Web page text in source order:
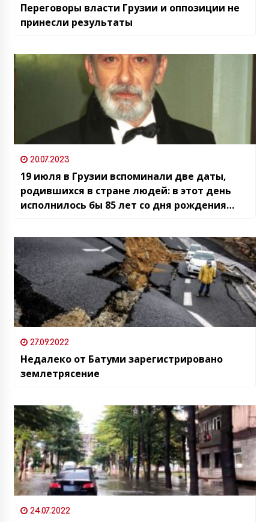
Переговоры власти Грузии и оппозиции не
принесли результаты
20.07.2023
19 июля в Грузии вспоминали две даты,
родившихся в стране людей: в этот день
исполнилось бы 85 лет со дня рождения
Кикабидзе, а также 130 лет со дня
рождения поэта Владимира Маяковского
27.09.2022
Недалеко от Батуми зарегистрировано
землетрясение
24.07.2022